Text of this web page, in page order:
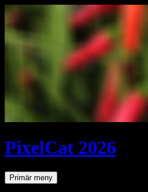
PixelCat 2026
SökPrimär meny Gå
till